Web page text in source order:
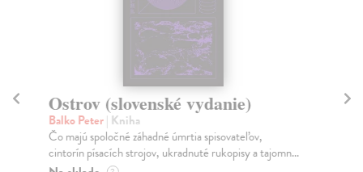
Ostrov (slovenské vydanie)
Balko Peter| Kniha
Čo majú spoločné záhadné úmrtia spisovateľov,
cintorín písacích strojov, ukradnuté rukopisy a tajomn...